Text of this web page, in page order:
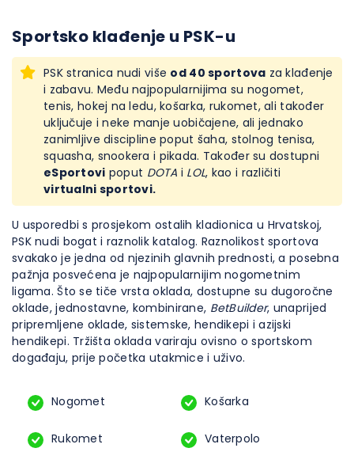
Sportsko klađenje u PSK-u
PSK stranica nudi više od 40 sportova za klađenje
i zabavu. Među najpopularnijima su nogomet,
tenis, hokej na ledu, košarka, rukomet, ali također
uključuje i neke manje uobičajene, ali jednako
zanimljive discipline poput šaha, stolnog tenisa,
squasha, snookera i pikada. Također su dostupni
eSportovi poput DOTA i LOL, kao i različiti
virtualni sportovi.
U usporedbi s prosjekom ostalih kladionica u Hrvatskoj,
PSK nudi bogat i raznolik katalog. Raznolikost sportova
svakako je jedna od njezinih glavnih prednosti, a posebna
pažnja posvećena je najpopularnijim nogometnim
ligama. Što se tiče vrsta oklada, dostupne su dugoročne
oklade, jednostavne, kombinirane, BetBuilder, unaprijed
pripremljene oklade, sistemske, hendikepi i azijski
hendikepi. Tržišta oklada variraju ovisno o sportskom
događaju, prije početka utakmice i uživo.
Nogomet Košarka
Rukomet Vaterpolo